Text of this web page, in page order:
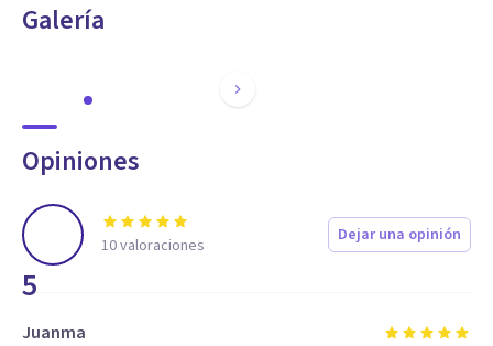
Galería
Opiniones
5
10valoraciones Dejar una opinión
Juanma